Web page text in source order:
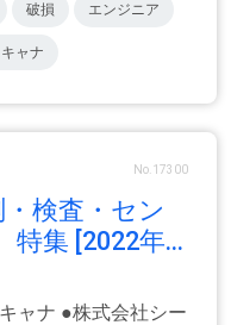
破損 エンジニア
ャナ
No.17300
検査・セン
特集 [2022年...
ャナ ●株式会社シー